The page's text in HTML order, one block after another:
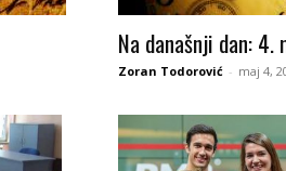
Na današnji dan: 4.
Zoran Todorović - maj 4,